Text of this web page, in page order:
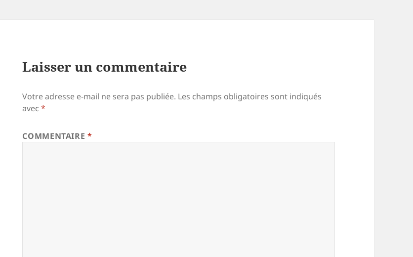
Laisser un commentaire
Votre adresse e-mail ne sera pas publiée. Les champs obligatoires sont indiqués
avec*
COMMENTAIRE*